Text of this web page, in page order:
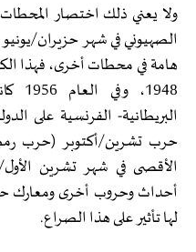
ولا يعني ذلك اختصار المحطات
الصهيوني في شهر حزيران/
هامة في محطات أخرى، فهذا
حرب تشرين/أكتوبر (حرب
أحداث وحروب أخرى ومعارك
لها تأثير على هذا الصراع.